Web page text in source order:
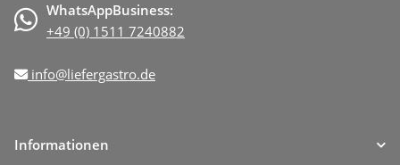
WhatsAppBusiness:
+49 (0) 1511 7240882
info@liefergastro.de
Informationen